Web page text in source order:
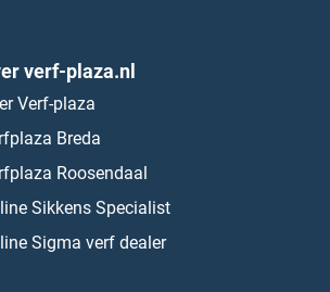
verf-plaza.nl
Verf-plaza
Breda
Roosendaal
Sikkens Specialist
Sigma verf dealer